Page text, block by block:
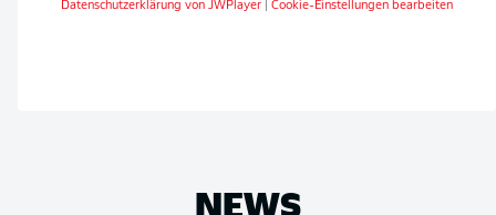
Datenschutzerklärung von JWPlayer Cookie-Einstellungen bearbeiten
NEWS